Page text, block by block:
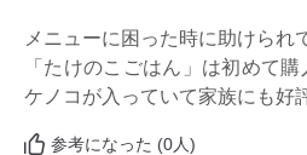
メニューに困った時に助けられ
「たけのこごはん」は初めて
ケノコが入っていて家族にも好
参考になった (0人)